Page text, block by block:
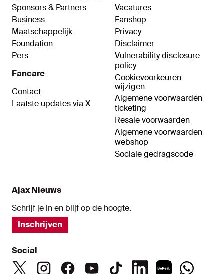
Sponsors & Partners
Business
Maatschappelijk
Foundation
Pers
Fancare
Contact
Laatste updates via X
Vacatures
Fanshop
Privacy
Disclaimer
Vulnerability disclosure
policy
Cookievoorkeuren
wijzigen
Algemene voorwaarden
ticketing
Resale voorwaarden
Algemene voorwaarden
webshop
Sociale gedragscode
Ajax Nieuws
Schrijf je in en blijf op de hoogte.
Inschrijven
Social